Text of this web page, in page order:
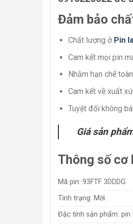
Đảm bảo
Chất lượng ở Pin
Cam kết mọi pin
Nhằm hạn chế
Cam kết về xuất
Tuyệt đối không
Giá sản
Thông số cơ
Mã pin: 93FTF 3DDDG
Tình trạng: Mới
Đặc tính sản phẩm: